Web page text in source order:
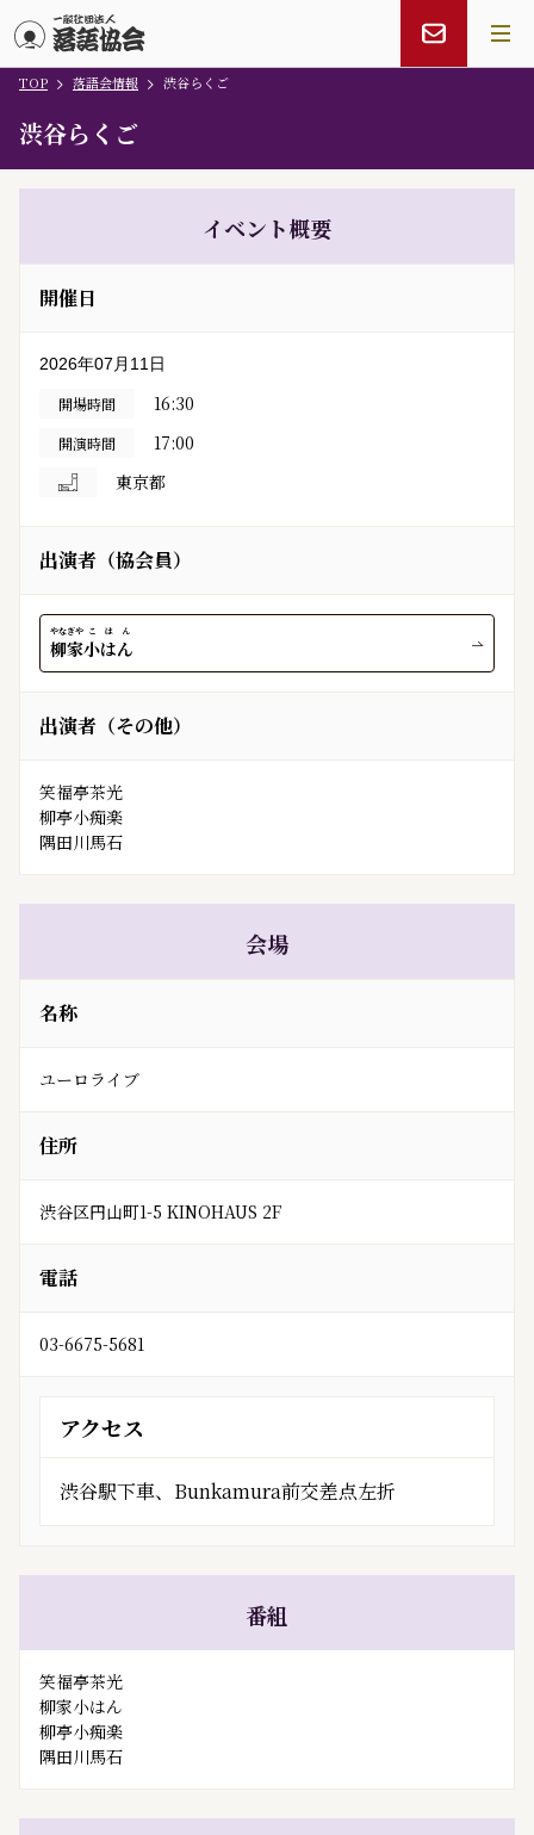
TOP 落語会情報 渋谷らくご
渋谷らくご
イベント概要
開催日
2026年07月11日
開場時間 16:30
開演時間
17:00
東京都
出演者（協会員）
柳家
やなぎや
小はん
こはん
出演者（その他）
笑福亭茶光
柳亭小痴楽
会場
名称
ユーロライブ
住所
渋谷区円山町1-5 KINOHAUS 2F
電話
03-6675-5681
アクセス
渋谷駅下車、Bunkamura前交差点左折
番組
笑福亭茶光
柳家小はん
柳亭小痴楽
隅田川馬石